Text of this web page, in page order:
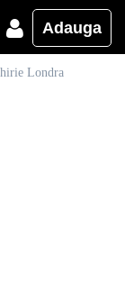
Adauga
Londra